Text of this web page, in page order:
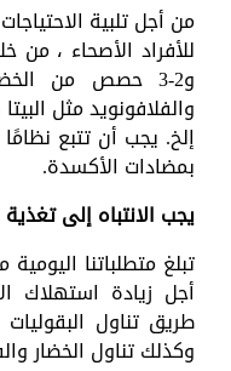
من أجل تلبية
والفلافونويد مثل
إلخ. يجب أن تتبع
بمضادات الأكسدة.
يجب الانتباه إلى
أجل زيادة استهلاك
طريق تناول
وكذلك تناول الخضار